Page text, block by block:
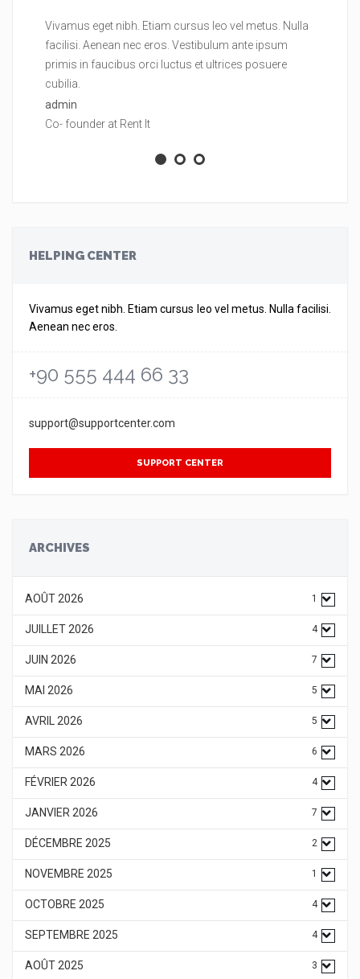
Vivamus eget nibh. Etiam cursus leo vel metus. Nulla
facilisi. Aenean nec eros. Vestibulum ante ipsum
primis in faucibus orci luctus et ultrices posuere
cubilia.
admin
Co- founder at Rent It
HELPING CENTER
Vivamus eget nibh. Etiam cursus leo vel metus. Nulla facilisi.
Aenean nec eros.
+90 555 444 66 33
support@supportcenter.com
SUPPORT CENTER
ARCHIVES
AOÛT 2026 1
JUILLET 2026 4
JUIN 2026 7
MAI 2026 5
AVRIL 2026 5
MARS 2026 6
FÉVRIER 2026 4
JANVIER 2026 7
DÉCEMBRE 2025 2
NOVEMBRE 2025 1
OCTOBRE 2025 4
SEPTEMBRE 2025 4
AOÛT 2025 3